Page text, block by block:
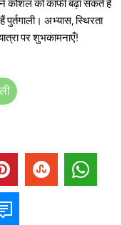
कौशल को काफी बढ़ा सकते हैं
अभ्यास, स्थिरता
पर शुभकामनाएँ!